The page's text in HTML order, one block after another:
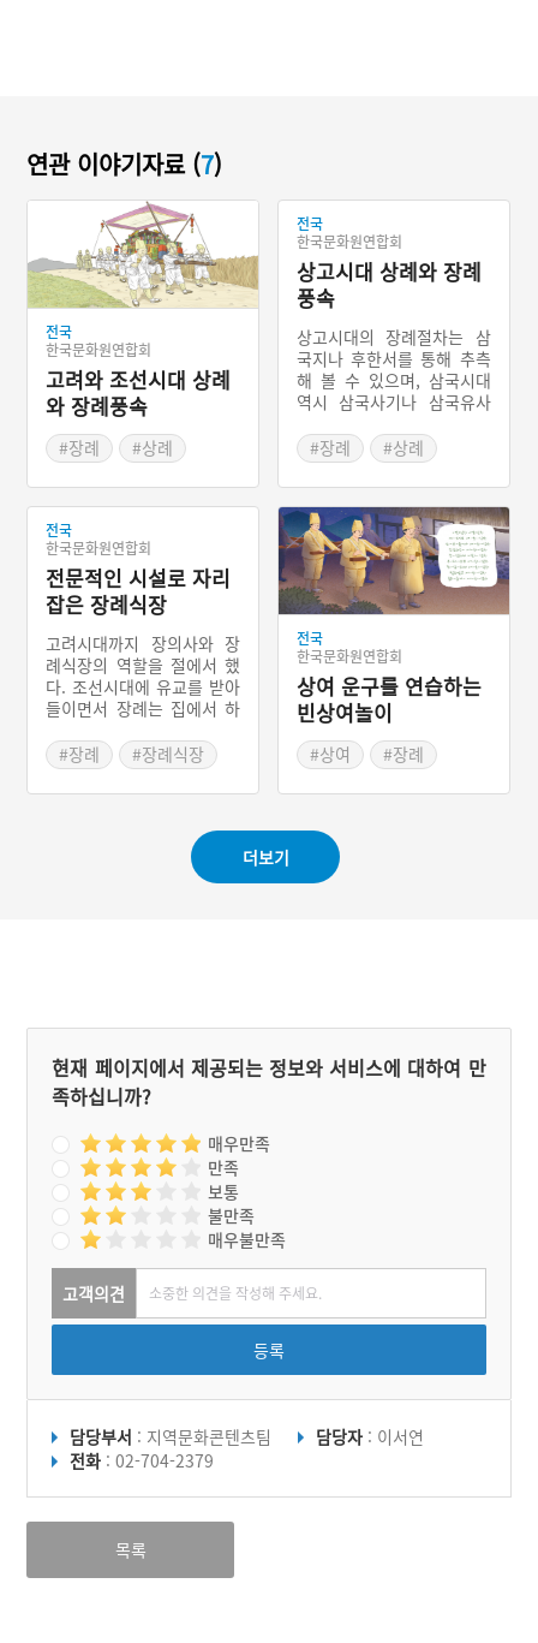
연관 이야기자료 (7)
전국
한국문화원연합회
고려와 조선시대 상례
와 장례풍속
#장례
#상례
전국
한국문화원연합회
상고시대 상례와 장례
풍속
상고시대의 장례절차는 삼
국지나 후한서를 통해 추측
해 볼 수 있으며, 삼국시대
역시 삼국사기나 삼국유사
상고시대에는 순장의 풍습
이 있었다. 순장은 죽은 사
람의 처와 노비를 함께 묻는
제도이다. 순장제는 우리나
라 뿐만 아니라 전세계에서
있던 풍습이다. 또한 동옥저
에서는 가매장을 하는 풍습
이 있었다. 장례를 2번 치루
는 복장제와 최근까지 일부
지역에서 확인되었던 초분
이 여기서 유래되었음을 확
인할 수 있다.
#장례
#상례
전국
한국문화원연합회
전문적인 시설로 자리
잡은 장례식장
고려시대까지 장의사와 장
례식장의 역할을 절에서 했
다. 조선시대에 유교를 받아
들이면서 장례는 집에서 하
의 하나가 고종명인데, 이는
집안에서 가족들이 지켜보
는 가운데 죽는 것을 뜻했
것은 객사라고 하여 인식이
부정적이었다. 사고로 죽은
시신의 안치 같은 특별한 상
건물을 가진 전문 장례식장
을 흔히 찾아볼 수 있다.
#장례
#장례식장
전국
한국문화원연합회
상여 운구를 연습하는
빈상여놀이
#상여
#장례
#진도 다시래기
더보기
현재 페이지에서 제공되는 정보와 서비스에 대하여 만
족하십니까?
매우만족
만족
보통
불만족
매우불만족
고객의견
등록
담당부서 : 지역문화콘텐츠팀 담당자 : 이서연
전화 : 02-704-2379
목록